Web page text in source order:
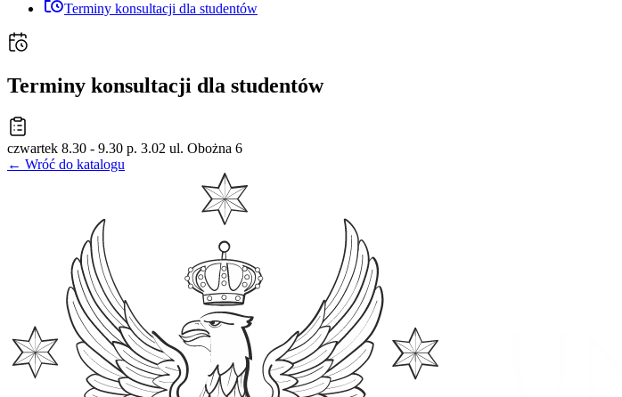
Terminy konsultacji dla studentów
Terminy konsultacji dla studentów
czwartek 8.30 - 9.30 p. 3.02 ul. Obożna 6
← Wróć do katalogu